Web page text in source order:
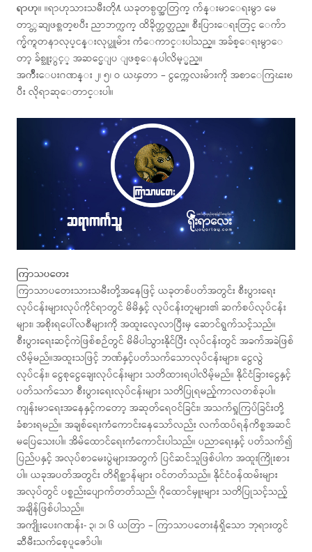
ရာဟု။ ။ရာဟုသားသမီးတို႔ ယခုတစ္ပတ္အတြက္ က်န္းမာေရးမွာ မေ
တာ္တဆျဖစ္တတ္ၿပီး ညာဘက္လက္ ထိခိုက္တတ္သည္။ စီးပြားေရးတြင္ ေက်ာ
က္မ်က္ရတနာလုပ္ငန္းလုပ္သူမ်ား ကံေကာင္းပါသည္။ အခ်စ္ေရးမွာေ
တာ့ ခ်စ္သူႏွင့္ အဆင္မေျပ ျဖစ္ေနပါလိမ့္မည္။
အက်ိဳးေပးဂဏန္း ၂၊ ၅၊ ဝ ယၾတာ – ငွက္ကေလးမ်ားကို အစာေကြၽးၿ
ပီး လိုရာဆုေတာင္းပါ။
ကြာသပတေး
ကြာသာပတေးသားသမီးတို့အနေဖြင့် ယခုတစ်ပတ်အတွင်း စီးပွားရေး
လုပ်ငန်းများလုပ်ကိုင်ရာတွင် မိမိနှင့် လုပ်ငန်းတူများ၏ ဆက်စပ်လုပ်ငန်း
များ၊ အစိုးရပေါ်လစီများကို အထူးလေ့လာပြီးမှ ဆောင်ရွက်သင့်သည်။
စီးပွားရေးဆင့်ကဲဖြစ်စဉ်တွင် မိမိပါသွားနိုင်ပြီး လုပ်ငန်းတွင် အခက်အခဲဖြစ်
လိမ့်မည်။အထူးသဖြင့် ဘဏ်နှင့်ပတ်သက်သောလုပ်ငန်းများ၊ ငွေလွဲ
လုပ်ငန်း၊ ငွေစုငွေချေးလုပ်ငန်းများ သတိထားရပါလိမ့်မည်။ နိုင်ငံခြားငွေနှင့်
ပတ်သက်သော စီးပွားရေးလုပ်ငန်းများ သတိပြုရမည့်ကာလတစ်ခုပါ။
ကျန်းမာရေးအနေနှင့်ကတော့ အဆုတ်ရေဝင်ခြင်း၊ အသက်ရှုကြပ်ခြင်းတို့
ခံစားရမည်။ အချစ်ရေးကံကောင်းနေသော်လည်း လက်ထပ်ရန်ကိစ္စအဆင်
မပြေသေးပါ။ အိမ်ထောင်ရေးကံကောင်းပါသည်။ ပညာရေးနှင့် ပတ်သက်၍
ပြည်ပနှင့် အလုပ်စာမေးပွဲများအတွက် ပြင်ဆင်သူဖြစ်ပါက အထူးကြိုးစား
ပါ။ ယခုအပတ်အတွင်း တိရိစ္ဆာန်များ ဝင်တတ်သည်။ နိုင်ငံဝန်ထမ်းများ
အလုပ်တွင် ပစ္စည်းပျောက်တတ်သည်၊ ဂိုထောင်မှူးများ သတိပြုသင့်သည့်
အချိန်ဖြစ်ပါသည်။
အကျိုးပေးဂဏန်း- ၃၊ ၁၊ ၆ ယတြာ – ကြာသာပတေးနံရှိသော ဘုရားတွင်
ဆီမီးသက်စေ့ပူဇော်ပါ။